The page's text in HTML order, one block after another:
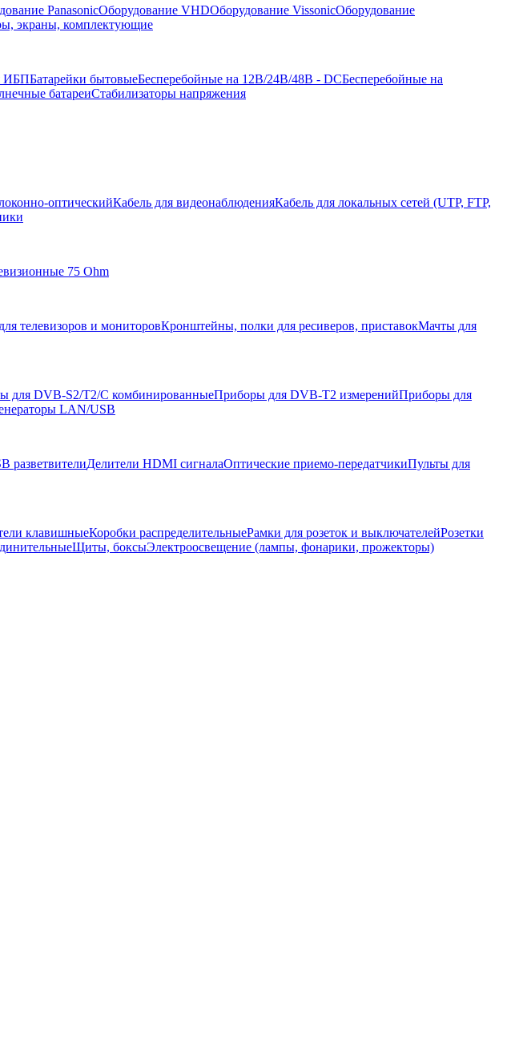
PanasonicОборудование VHDОборудование VissonicОборудование
экраны, комплектующие
ИБПБатарейки бытовыеБесперебойные на 12В/24В/48В - DCБесперебойные на
батареиСтабилизаторы напряжения
оптическийКабель для видеонаблюденияКабель для локальных сетей (UTP, FTP,
75 Ohm
телевизоров и мониторовКронштейны, полки для ресиверов, приставокМачты для
для DVB-S2/T2/C комбинированныеПриборы для DVB-T2 измеренийПриборы для
LAN/USB
разветвителиДелители HDMI сигналаОптические приемо-передатчикиПульты для
клавишныеКоробки распределительныеРамки для розеток и выключателейРозетки
Щиты, боксыЭлектроосвещение (лампы, фонарики, прожекторы)